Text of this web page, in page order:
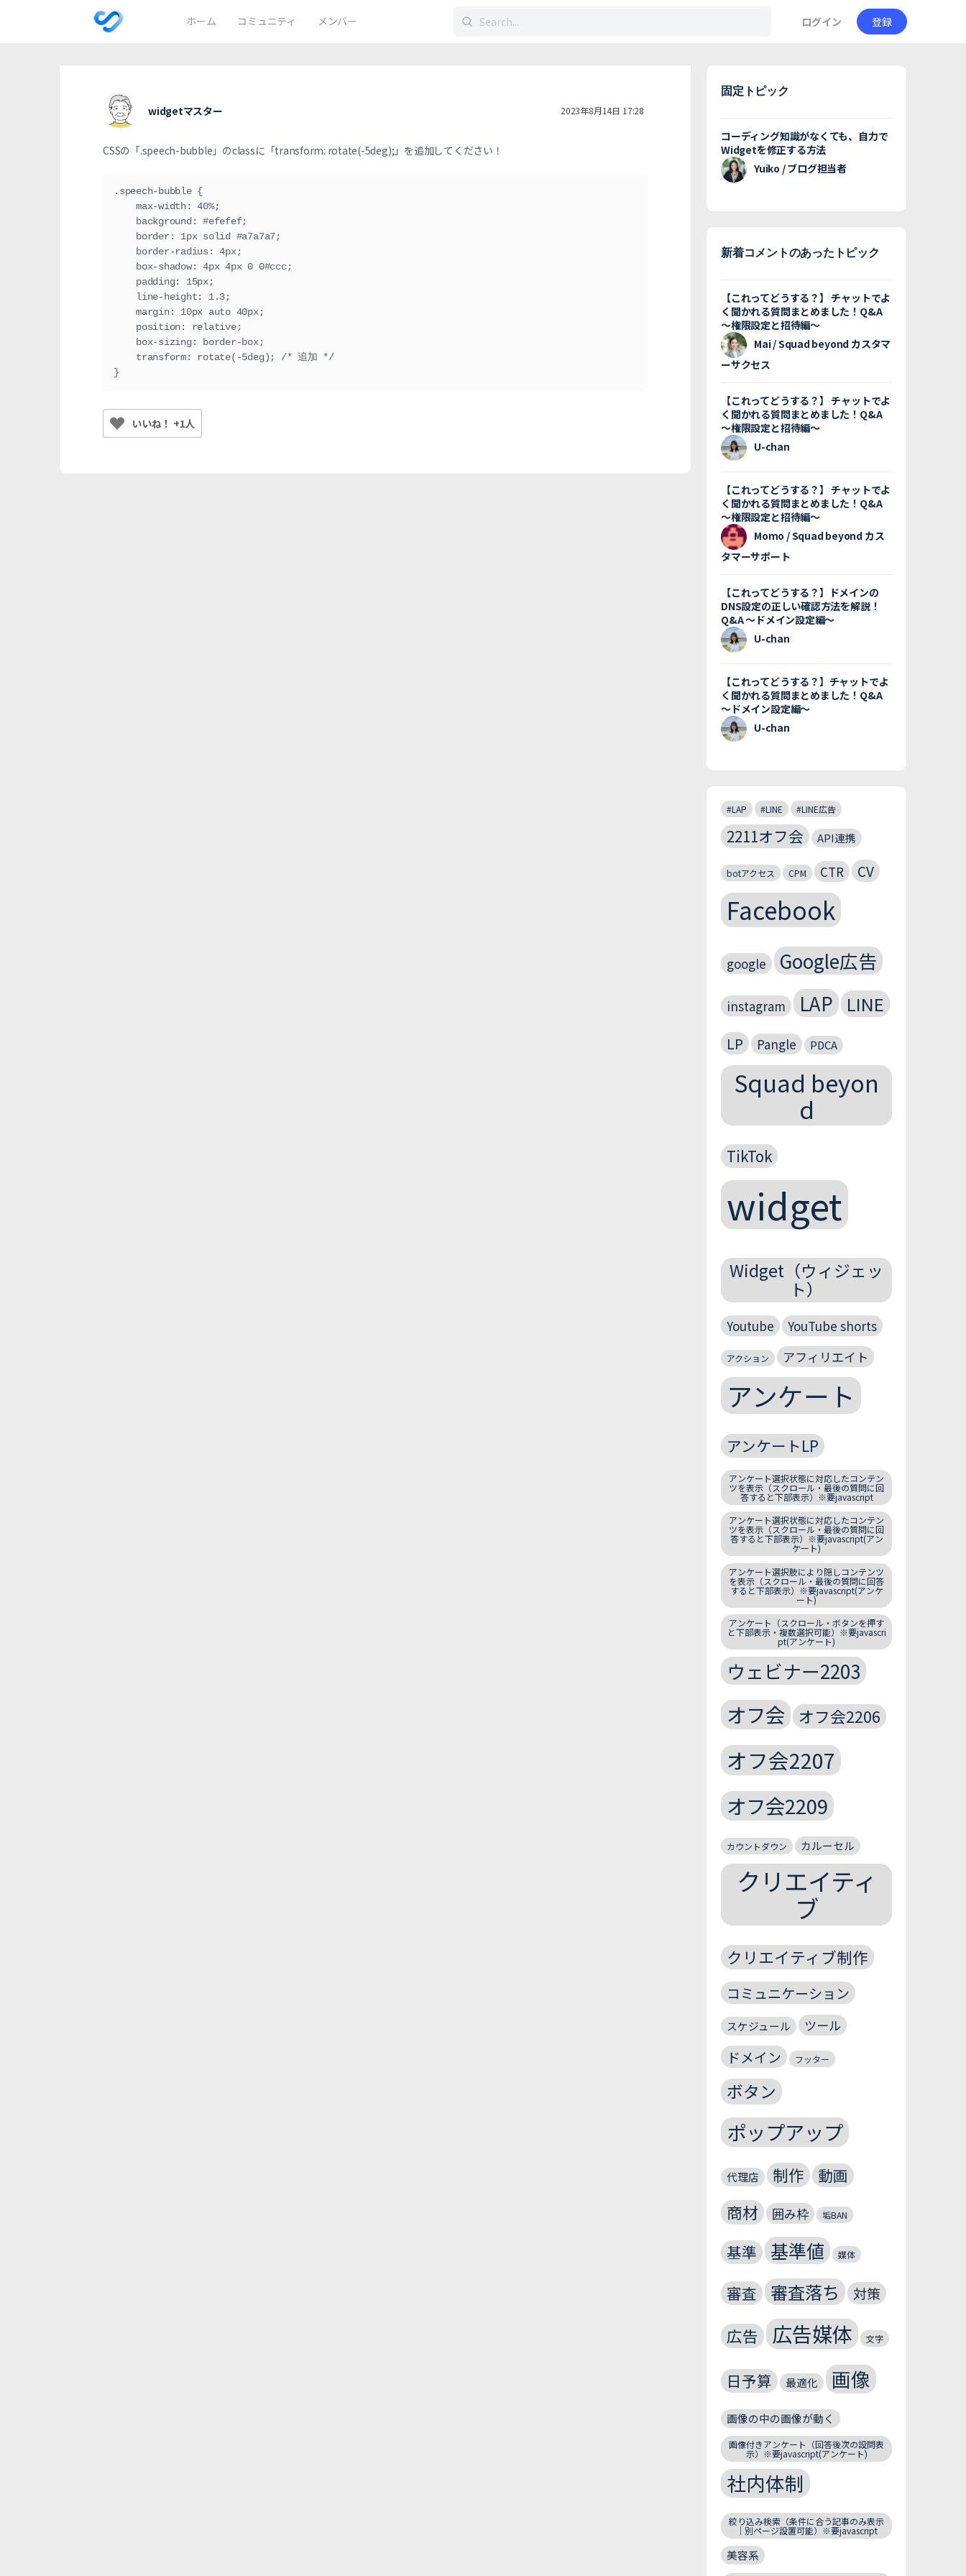
ホーム コミュニティ メンバー
検
ログイン 登録
widgetマスター 2023年8月14日 17:28
CSSの「.speech-bubble 」のclassに「transform: rotate(-5deg); 」を追加してください！
.speech-bubble {
    max-width: 40%;
    margin: 10px auto 40px;
}
いいね！ +1人
固定トピック
コーディング知識がなくても、自力で
Widgetを修正する方法
Yuiko / ブログ担当者
新着コメントのあったトピック
【これってどうする？】 チャットでよ
く聞かれる質問まとめました！Q&A
〜権限設定と招待編〜
Mai / Squad beyond カスタマ
ーサクセス
【これってどうする？】 チャットでよ
く聞かれる質問まとめました！Q&A
〜権限設定と招待編〜
U-chan
【これってどうする？】 チャットでよ
く聞かれる質問まとめました！Q&A
〜権限設定と招待編〜
Momo / Squad beyond カス
タマーサポート
【これってどうする？】ドメインの
DNS設定の正しい確認方法を解説！
Q&A 〜ドメイン設定編〜
U-chan
【これってどうする？】チャットでよ
く聞かれる質問まとめました！Q&A
〜ドメイン設定編〜
U-chan
#LAP #LINE #LINE広告
2211オフ会 API連携
botアクセス CPM CTR CV
Facebook
google Google広告
instagram LAP LINE
LP Pangle PDCA
Squad beyon
d
TikTok
widget
Widget（ウィジェッ
ト）
Youtube YouTube shorts
アクション アフィリエイト
アンケート
アンケートLP
アンケート選択状態に対応したコンテン
ツを表示（スクロール・最後の質問に回
答すると下部表示）※要javascript
アンケート選択状態に対応したコンテン
ツを表示（スクロール・最後の質問に回
答すると下部表示）※要javascript(アン
ケート)
アンケート選択肢により隠しコンテンツ
を表示（スクロール・最後の質問に回答
すると下部表示）※要javascript(アンケ
ート)
アンケート（スクロール・ボタンを押す
と下部表示・複数選択可能）※要javascri
pt(アンケート)
ウェビナー2203
オフ会 オフ会2206
オフ会2207
オフ会2209
カウントダウン カルーセル
クリエイティ
ブ
クリエイティブ制作
コミュニケーション
スケジュール ツール
ドメイン フッター
ボタン
ポップアップ
代理店 制作 動画
商材 囲み枠 垢BAN
基準 基準値 媒体
審査 審査落ち 対策
広告 広告媒体 文字
日予算 最適化 画像
画像の中の画像が動く
画像付きアンケート（回答後次の設問表
示）※要javascript(アンケート)
社内体制
絞り込み検索（条件に合う記事のみ表示
｜別ページ設置可能）※要javascript
美容系